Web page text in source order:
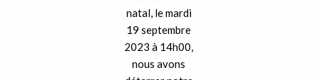
natal, le mardi
19 septembre
2023 à 14h00,
nous avons